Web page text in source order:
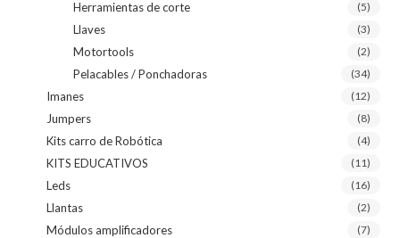
Herramientas de corte (5)
Llaves (3)
Motortools (2)
Pelacables / Ponchadoras (34)
Imanes (12)
Jumpers (8)
Kits carro de Robótica (4)
KITS EDUCATIVOS (11)
Leds (16)
Llantas (2)
Módulos amplificadores (7)